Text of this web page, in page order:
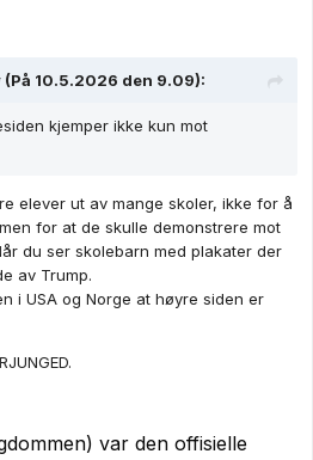
(På 10.5.2026 den 9.09):
kjemper ikke kun mot
elever ut av mange skoler, ikke for å
for at de skulle demonstrere mot
du ser skolebarn med plakater der
av Trump.
i USA og Norge at høyre siden er
var den offisielle